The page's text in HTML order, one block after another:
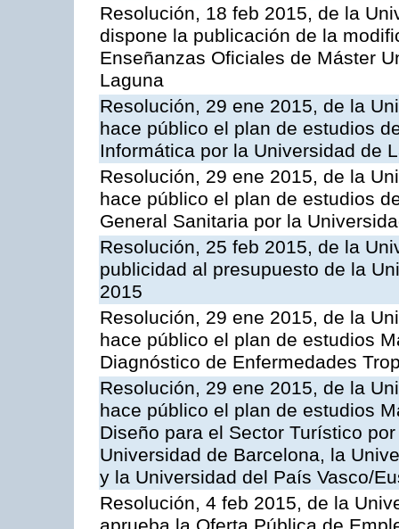
Resolución, 18 feb 2015, de la
dispone la publicación de la
Enseñanzas Oficiales de Máster
Laguna
Resolución, 29 ene 2015, de la
hace público el plan de estudios
Informática por la Universidad de
Resolución, 29 ene 2015, de la
hace público el plan de estudios
General Sanitaria por la
Resolución, 25 feb 2015, de la
publicidad al presupuesto de la
2015
Resolución, 29 ene 2015, de la
hace público el plan de estudios
Diagnóstico de Enfermedades
Resolución, 29 ene 2015, de la
hace público el plan de estudios
Diseño para el Sector Turístico
Universidad de Barcelona, la
y la Universidad del País Vasco/
Resolución, 4 feb 2015, de la